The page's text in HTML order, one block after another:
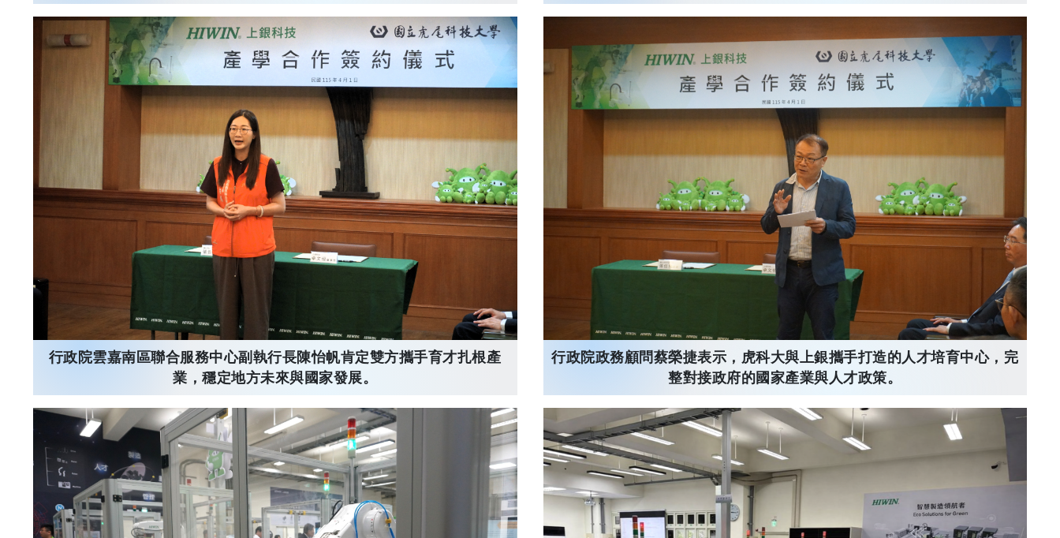
行政院雲嘉南區聯合服務中心副執行長陳怡帆肯定雙方攜手育才扎根產
業，穩定地方未來與國家發展。
行政院政務顧問蔡榮捷表示，虎科大與上銀攜手打造的人才培育中心，完
整對接政府的國家產業與人才政策。